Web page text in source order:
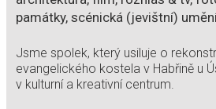
památky, scénická (jevištní)
Jsme spolek, který usiluje o
evangelického kostela v Habřině u
v kulturní a kreativní centrum.